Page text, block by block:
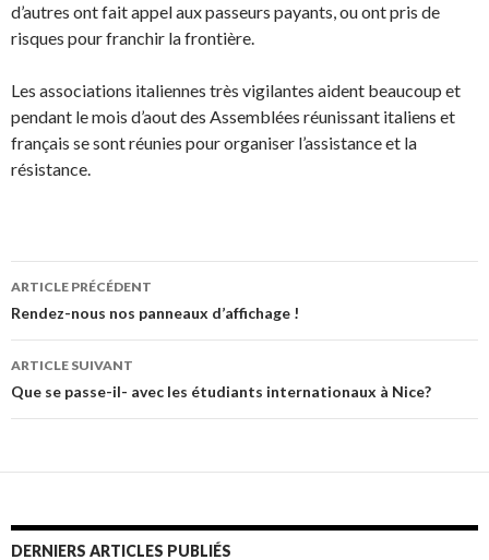
d’autres ont fait appel aux passeurs payants, ou ont pris de
risques pour franchir la frontière.
Les associations italiennes très vigilantes aident beaucoup et
pendant le mois d’aout des Assemblées réunissant italiens et
français se sont réunies pour organiser l’assistance et la
résistance.
Navigation
des
articles
ARTICLE PRÉCÉDENT
Rendez-nous nos panneaux d’affichage !
ARTICLE SUIVANT
Que se passe-il- avec les étudiants internationaux à Nice?
DERNIERS ARTICLES PUBLIÉS